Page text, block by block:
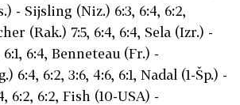
- Sijsling (Niz.) 6:3, 6:4, 6:2,
(Rak.) 7:5, 6:4, 6:4, Sela (Izr.) -
6:4, Benneteau (Fr.) -
6:4, 6:2, 3:6, 4:6, 6:1, Nadal (1-Šp.) -
6:2, 6:2, Fish (10-USA) -